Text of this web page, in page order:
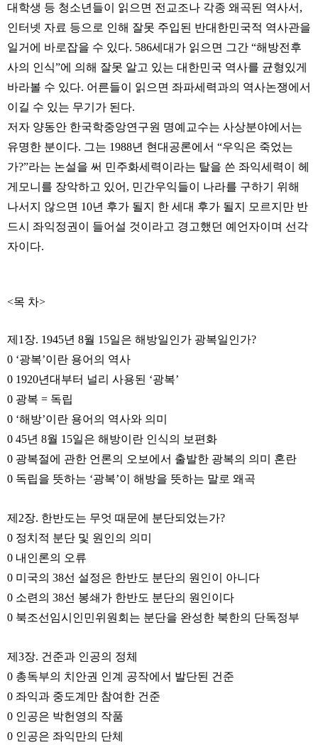
대학생 등 청소년들이 읽으면 전교조나 각종 왜곡된 역사서,
인터넷 자료 등으로 인해 잘못 주입된 반대한민국적 역사관을
일거에 바로잡을 수 있다. 586세대가 읽으면 그간 “해방전후
사의 인식”에 의해 잘못 알고 있는 대한민국 역사를 균형있게
바라볼 수 있다. 어른들이 읽으면 좌파세력과의 역사논쟁에서
이길 수 있는 무기가 된다.
저자 양동안 한국학중앙연구원 명예교수는 사상분야에서는
유명한 분이다. 그는 1988년 현대공론에서 “우익은 죽었는
가?”라는 논설을 써 민주화세력이라는 탈을 쓴 좌익세력이 헤
게모니를 장악하고 있어, 민간우익들이 나라를 구하기 위해
나서지 않으면 10년 후가 될지 한 세대 후가 될지 모르지만 반
드시 좌익정권이 들어설 것이라고 경고했던 예언자이며 선각
자이다.
<목 차>
제1장. 1945년 8월 15일은 해방일인가 광복일인가?
0 ‘광복’이란 용어의 역사
0 1920년대부터 널리 사용된 ‘광복’
0 광복 = 독립
0 ‘해방’이란 용어의 역사와 의미
0 45년 8월 15일은 해방이란 인식의 보편화
0 광복절에 관한 언론의 오보에서 출발한 광복의 의미 혼란
0 독립을 뜻하는 ‘광복’이 해방을 뜻하는 말로 왜곡
제2장. 한반도는 무엇 때문에 분단되었는가?
0 정치적 분단 및 원인의 의미
0 내인론의 오류
0 미국의 38선 설정은 한반도 분단의 원인이 아니다
0 소련의 38선 봉쇄가 한반도 분단의 원인이다
0 북조선임시인민위원회는 분단을 완성한 북한의 단독정부
제3장. 건준과 인공의 정체
0 총독부의 치안권 인계 공작에서 발단된 건준
0 좌익과 중도계만 참여한 건준
0 인공은 박헌영의 작품
0 인공은 좌익만의 단체